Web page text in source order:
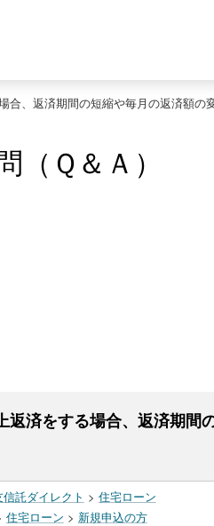
合、返済期間の短縮や毎月の返済額の
（Ｑ＆Ａ）
済をする場合、返済期間
託ダイレクト > 住宅ローン
住宅ローン > 新規申込の方